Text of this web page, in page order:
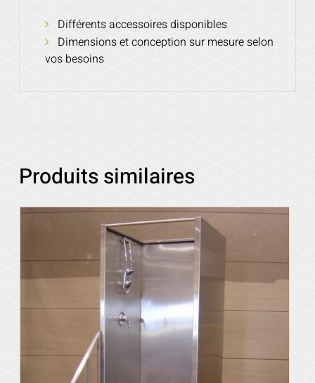
Différents accessoires disponibles
Dimensions et conception sur mesure selon
vos besoins
Produits similaires